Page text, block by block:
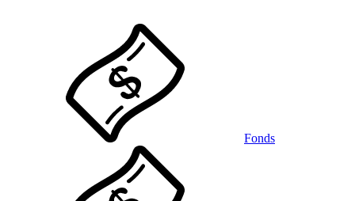
Fonds